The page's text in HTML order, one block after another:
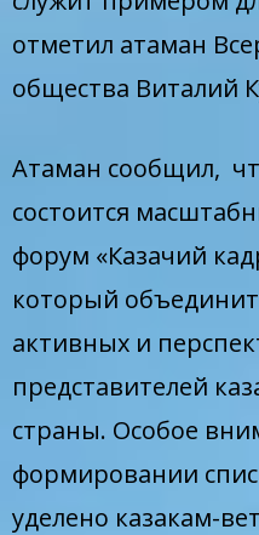
отметил атаман
общества Виталий
Атаман сообщил,
состоится
форум «Казачий
который
активных и
представителей
страны. Особое
формировании
уделено казакам-